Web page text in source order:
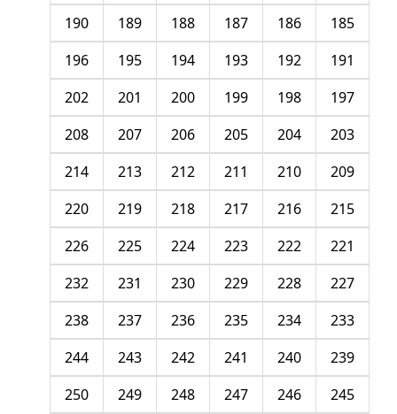
185
186
187
188
189
190
191
192
193
194
195
196
197
198
199
200
201
202
203
204
205
206
207
208
209
210
211
212
213
214
215
216
217
218
219
220
221
222
223
224
225
226
227
228
229
230
231
232
233
234
235
236
237
238
239
240
241
242
243
244
245
246
247
248
249
250